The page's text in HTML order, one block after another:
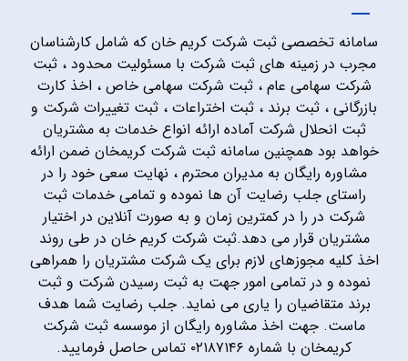
سامانه تخصصی ثبت شرکت کریم خان که شامل کارشناسان
مجرب در زمینه های ثبت شرکت با مسئولیت محدود ، ثبت
شرکت سهامی عام ، ثبت شرکت سهامی خاص ، اخذ کارت
بازرگانی ، ثبت برند ، ثبت اختراعات ، ثبت تغییرات شرکت و
ثبت انحلال شرکت آماده ارائه انواع خدمات به مشتریان
خواهد بود همچنین سامانه ثبت شرکت کریمخان ضمن ارائه
مشاوره رایگان به مدیران محترم ، نهایت سعی خود را در
راستای جلب رضایت آن ها نموده و تمامی خدمات ثبت
شرکت در را در کمترین زمان و به صورت آنلاین در اختیار
مشتریان قرار می دهد.ثبت شرکت کریم خان در طی روند
اخذ کلیه مجوزهای لازم برای یک شرکت مشتریان را همراهی
نموده و در تمامی امور جهت به ثبت رسیدن شرکت و ثبت
برند متقاضیان را یاری می نماید. جلب رضایت شما هدف
ماست. جهت اخذ مشاوره رایگان از موسسه ثبت شرکت
کریمخان با شماره ۰۲۱۸۷۱۴۶ تماس حاصل فرمایید.